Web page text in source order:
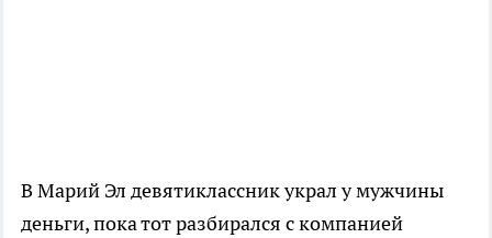
В Марий Эл девятиклассник украл у мужчины
деньги, пока тот разбирался с компанией